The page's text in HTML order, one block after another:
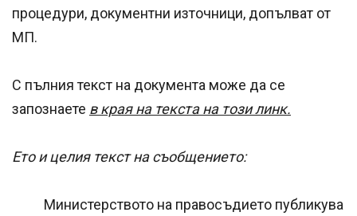
процедури, документни източници, допълват от
МП.
С пълния текст на документа може да се
запознаете в края на текста на този линк.
Ето и целия текст на съобщението:
Министерството на правосъдието публикува